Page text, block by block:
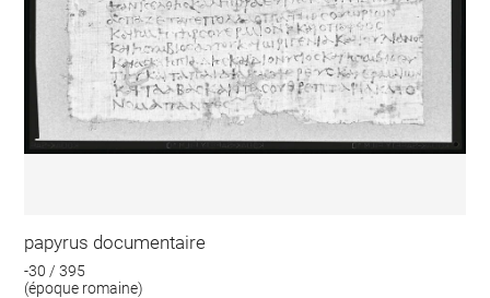
papyrus documentaire
-30 / 395
(époque romaine)